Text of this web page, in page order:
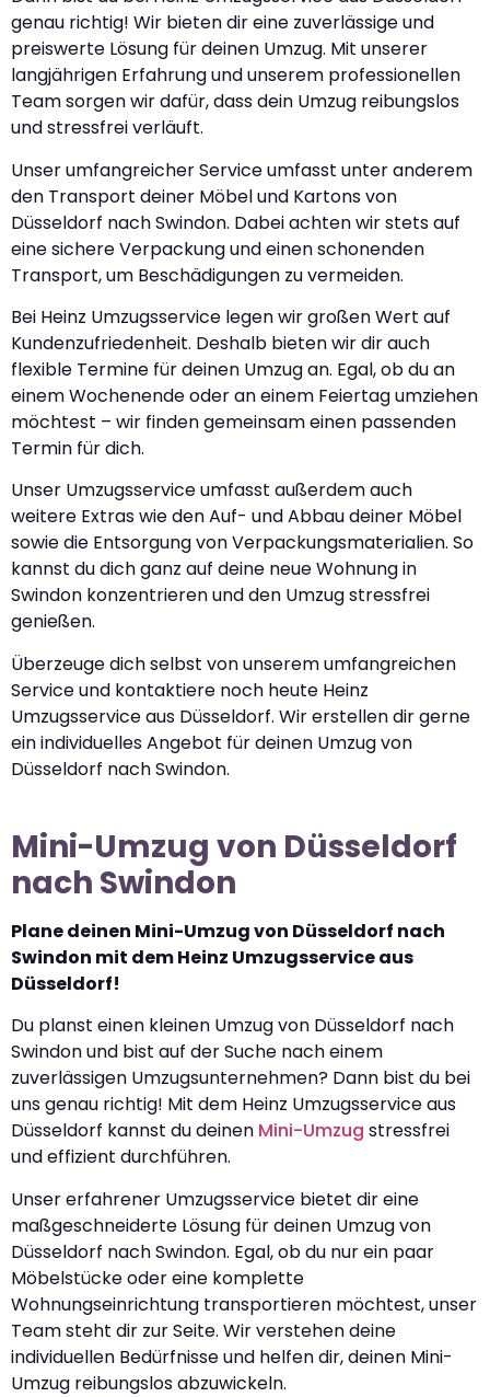
genau richtig! Wir bieten dir eine zuverlässige und
preiswerte Lösung für deinen Umzug. Mit unserer
langjährigen Erfahrung und unserem professionellen
Team sorgen wir dafür, dass dein Umzug reibungslos
und stressfrei verläuft.
Unser umfangreicher Service umfasst unter anderem
den Transport deiner Möbel und Kartons von
Düsseldorf nach Swindon. Dabei achten wir stets auf
eine sichere Verpackung und einen schonenden
Transport, um Beschädigungen zu vermeiden.
Bei Heinz Umzugsservice legen wir großen Wert auf
Kundenzufriedenheit. Deshalb bieten wir dir auch
flexible Termine für deinen Umzug an. Egal, ob du an
einem Wochenende oder an einem Feiertag umziehen
möchtest – wir finden gemeinsam einen passenden
Termin für dich.
Unser Umzugsservice umfasst außerdem auch
weitere Extras wie den Auf- und Abbau deiner Möbel
sowie die Entsorgung von Verpackungsmaterialien. So
kannst du dich ganz auf deine neue Wohnung in
Swindon konzentrieren und den Umzug stressfrei
genießen.
Überzeuge dich selbst von unserem umfangreichen
Service und kontaktiere noch heute Heinz
Umzugsservice aus Düsseldorf. Wir erstellen dir gerne
ein individuelles Angebot für deinen Umzug von
Düsseldorf nach Swindon.
Mini-Umzug von Düsseldorf
nach Swindon
Plane deinen Mini-Umzug von Düsseldorf nach
Swindon mit dem Heinz Umzugsservice aus
Düsseldorf!
Du planst einen kleinen Umzug von Düsseldorf nach
Swindon und bist auf der Suche nach einem
zuverlässigen Umzugsunternehmen? Dann bist du bei
uns genau richtig! Mit dem Heinz Umzugsservice aus
Düsseldorf kannst du deinen Mini-Umzug stressfrei
und effizient durchführen.
Unser erfahrener Umzugsservice bietet dir eine
maßgeschneiderte Lösung für deinen Umzug von
Düsseldorf nach Swindon. Egal, ob du nur ein paar
Möbelstücke oder eine komplette
Wohnungseinrichtung transportieren möchtest, unser
Team steht dir zur Seite. Wir verstehen deine
individuellen Bedürfnisse und helfen dir, deinen Mini-
Umzug reibungslos abzuwickeln.